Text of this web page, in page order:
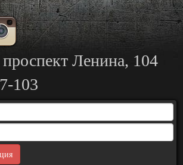
Ленина, 104
103